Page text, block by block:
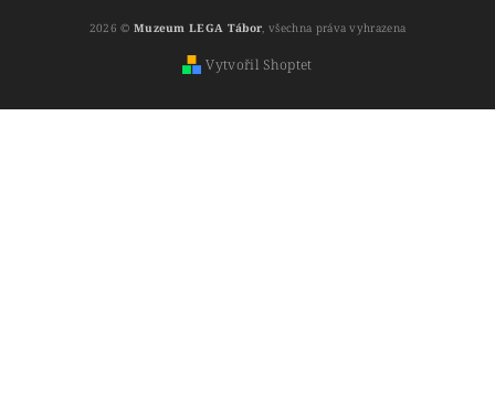
2026 © Muzeum LEGA Tábor, všechna práva vyhrazena
Vytvořil Shoptet